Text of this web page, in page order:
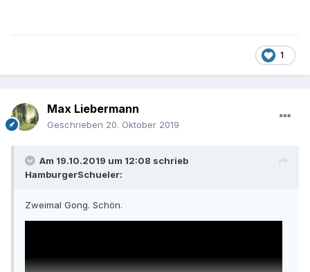
1
Max Liebermann
Geschrieben 20. Oktober 2019
Am 19.10.2019 um 12:08 schrieb
HamburgerSchueler:
Zweimal Gong. Schön.